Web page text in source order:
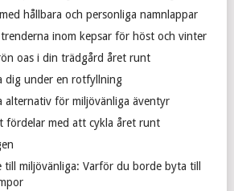
hållbara och personliga namnlappar
inom kepsar för höst och vinter
oas i din trädgård året runt
dig under en rotfyllning
alternativ för miljövänliga äventyr
fördelar med att cykla året runt
till miljövänliga: Varför du borde byta till